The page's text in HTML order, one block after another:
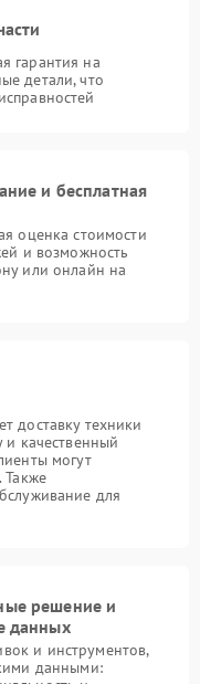
гарантия на
детали, что
и бесплатная
оценка стоимости
и возможность
или онлайн на
доставку техники
и качественный
могут
Также
для
решение и
данных
и инструментов,
данными: